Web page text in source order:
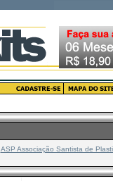
ASP Associação Santista de